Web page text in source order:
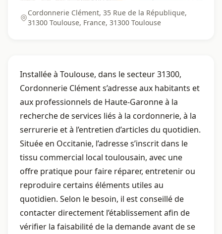
Cordonnerie Clément, 35 Rue de la République,
31300 Toulouse, France, 31300 Toulouse
Installée à Toulouse, dans le secteur 31300,
Cordonnerie Clément s’adresse aux habitants et
aux professionnels de Haute-Garonne à la
recherche de services liés à la cordonnerie, à la
serrurerie et à l’entretien d’articles du quotidien.
Située en Occitanie, l’adresse s’inscrit dans le
tissu commercial local toulousain, avec une
offre pratique pour faire réparer, entretenir ou
reproduire certains éléments utiles au
quotidien. Selon le besoin, il est conseillé de
contacter directement l’établissement afin de
vérifier la faisabilité de la demande avant de se